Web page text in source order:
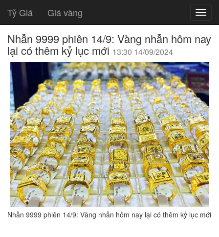
Tỷ Giá Giá vàng
Nhẫn 9999 phiên 14/9: Vàng nhẫn hôm nay
lại có thêm kỷ lục mới 13:30 14/09/2024
Nhẫn 9999 phiên 14/9: Vàng nhẫn hôm nay lại có thêm kỷ lục mới